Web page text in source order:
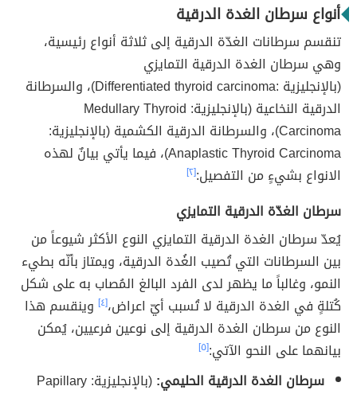
أنواع سرطان الغدة الدرقية
تنقسم سرطانات الغدّة الدرقية إلى ثلاثة أنواع رئيسية،
وهي سرطان الغدة الدرقية التمايزي
(بالإنجليزية :Differentiated thyroid carcinoma)، والسرطانة
الدرقية النخاعية (بالإنجليزية: Medullary Thyroid
Carcinoma)، والسرطانة الدرقية الكشمية (بالإنجليزية:
Anaplastic Thyroid Carcinoma)، فيما يأتي بيانٌ لهذه
الانواع بشيءٍ من التفصيل:[٢]
سرطان الغدّة الدرقية التمايزي
يُعدّ سرطان الغدة الدرقية التمايزي النوع الأكثر شيوعاً من
بين السرطانات التي تُصيب الغُدة الدرقية، ويمتاز بأنّه بطيء
النمو، وغالباً ما يظهر لدى الفرد البالغ المُصاب به على شكل
كُتلةٍ في الغدة الدرقية لا تُسبب أيّ اعراض،[٤]
وينقسم هذا
النوع من سرطان الغدة الدرقية إلى نوعين فرعيين، يُمكن
بيانهما على النحو الآتي:[٥]
سرطان الغدة الدرقية الحليمي:
(بالإنجليزية: Papillary